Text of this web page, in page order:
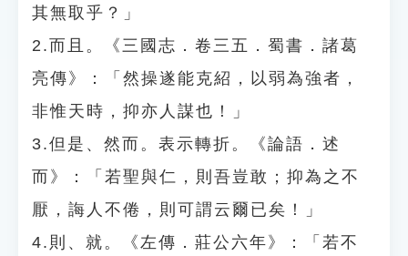
其無取乎？」
2.而且。《三國志．卷三五．蜀書．諸葛
亮傳》：「然操遂能克紹，以弱為強者，
非惟天時，抑亦人謀也！」
3.但是、然而。表示轉折。《論語．述
而》：「若聖與仁，則吾豈敢；抑為之不
厭，誨人不倦，則可謂云爾已矣！」
4.則、就。《左傳．莊公六年》：「若不